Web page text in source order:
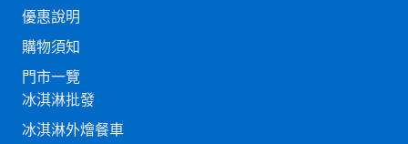
優惠說明
購物須知
門市一覽
冰淇淋批發
冰淇淋外燴餐車